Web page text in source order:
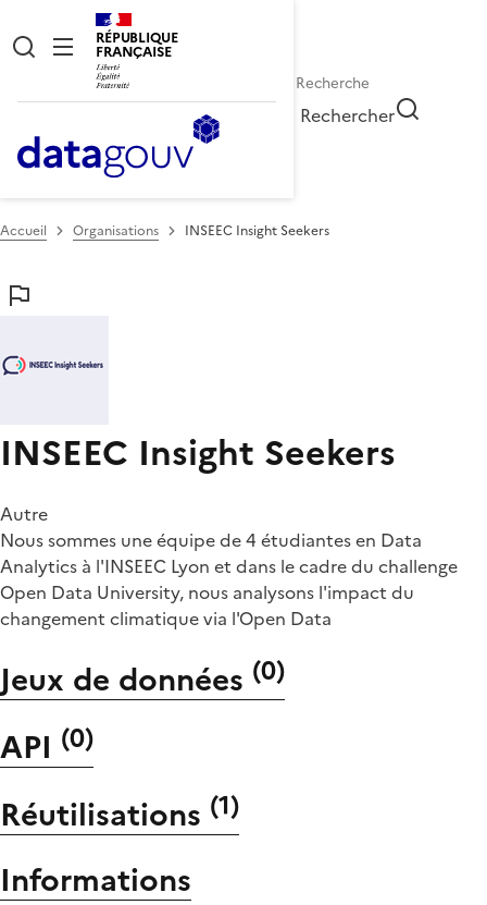
RÉPUBLIQUE
FRANÇAISE
Rechercher
Accueil Organisations INSEEC Insight Seekers
INSEEC Insight Seekers
Autre
Nous sommes une équipe de 4 étudiantes en Data
Analytics à l'INSEEC Lyon et dans le cadre du challenge
Open Data University, nous analysons l'impact du
changement climatique via l'Open Data
Jeux de données (0)
API (0)
Réutilisations (1)
Informations